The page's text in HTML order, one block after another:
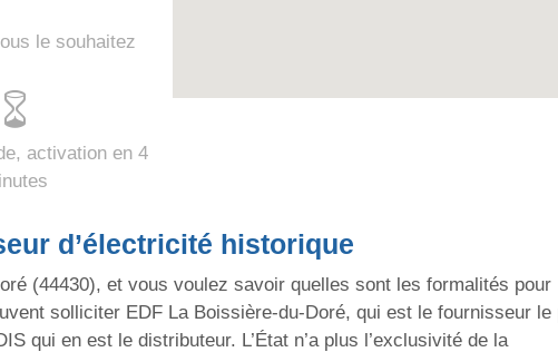
le souhaitez
activation en 4
d’électricité historique
(44430), et vous voulez savoir quelles sont les formalités pour
solliciter EDF La Boissière-du-Doré, qui est le fournisseur le
qui en est le distributeur. L’État n’a plus l’exclusivité de la